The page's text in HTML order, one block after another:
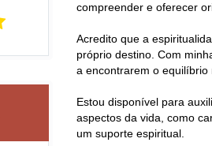
compreender e oferecer
Acredito que a
próprio destino. Com
a encontrarem o equilíbrio
Estou disponível para
aspectos da vida, como
um suporte espiritual.